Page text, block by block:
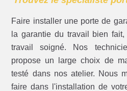
Faire installer une porte de
la garantie du travail bien
travail soigné. Nos
propose un large choix de
testé dans nos atelier. Nous
faire dans l'installation de